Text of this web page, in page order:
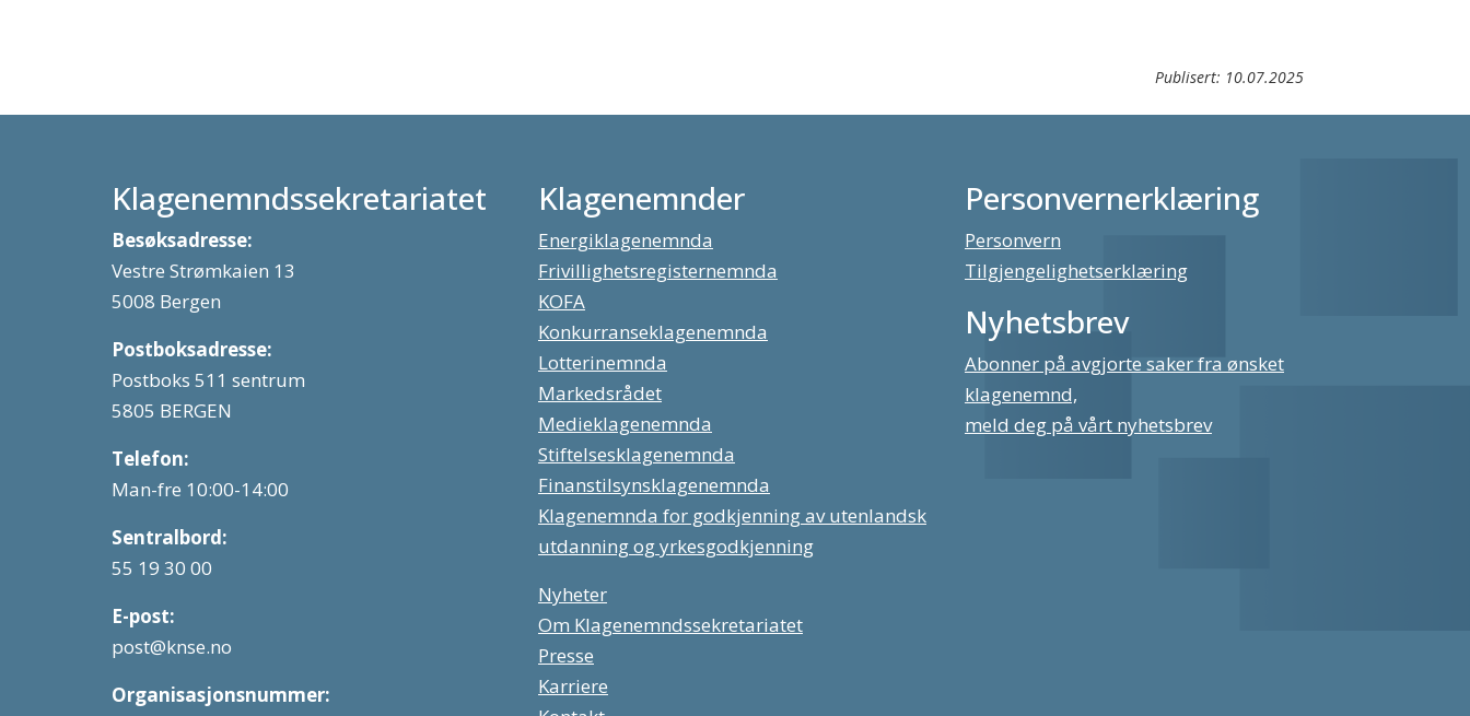
Publisert: 10.07.2025
Klagenemndssekretariatet
Besøksadresse:
Vestre Strømkaien 13
5008 Bergen
Postboksadresse:
Postboks 511 sentrum
5805 BERGEN
Telefon:
Man-fre 10:00-14:00
Sentralbord:
55 19 30 00
E-post:
post@knse.no
Organisasjonsnummer:
Klagenemnder
Energiklagenemnda
Frivillighetsregisternemnda
KOFA
Konkurranseklagenemnda
Lotterinemnda
Markedsrådet
Medieklagenemnda
Stiftelsesklagenemnda
Finanstilsynsklagenemnda
Klagenemnda for godkjenning av utenlandsk
utdanning og yrkesgodkjenning
Nyheter
Om Klagenemndssekretariatet
Presse
Karriere
Personvernerklæring
Personvern
Tilgjengelighetserklæring
Nyhetsbrev
Abonner på avgjorte saker fra ønsket
klagenemnd,
meld deg på vårt nyhetsbrev